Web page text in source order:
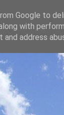
Google to
with
address